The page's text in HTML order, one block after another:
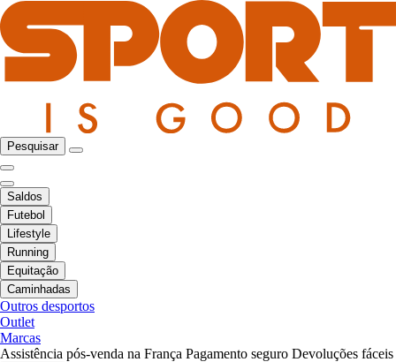
Pesquisar
Saldos
Futebol
Lifestyle
Running
Equitação
Caminhadas
Outros desportos
Outlet
Marcas
Assistência pós-venda na França Pagamento seguro Devoluções fáceis